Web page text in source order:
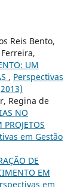
Reis Bento,
UM
, Perspectivas
Regina de
NO
em Gestão
DE
EM
em